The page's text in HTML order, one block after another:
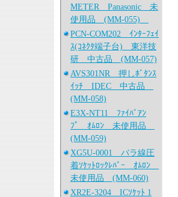
METER Panasonic 未
使用品 (MM-055)
PCN-COM202 ｲﾝﾀｰﾌｪｲ
ｽ(ｺﾈｸﾀ端子台) 東洋技
研 中古品 (MM-057)
AVS301NR 押しﾎﾞﾀﾝｽ
ｲｯﾁ IDEC 中古品
(MM-058)
E3X-NT11 ﾌｧｲﾊﾞｱﾝ
ﾌﾟ ｵﾑﾛﾝ 未使用品
(MM-059)
XG5U-0001 バラ線圧
着ｿｹｯﾄﾛｯｸﾚﾊﾞｰ ｵﾑﾛﾝ
未使用品 (MM-060)
XR2E-3204 ICｿｹｯﾄ 1